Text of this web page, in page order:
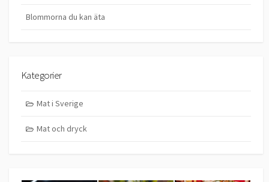
Blommorna du kan äta
Kategorier
Mat i Sverige
Mat och dryck